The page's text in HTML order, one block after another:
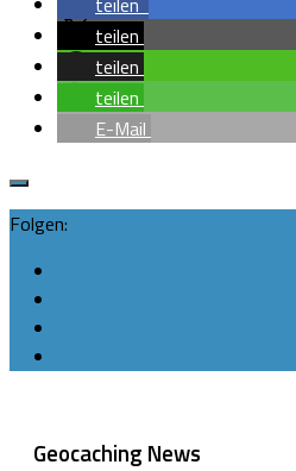
teilen
teilen
teilen
E-Mail
Folgen:
Geocaching News